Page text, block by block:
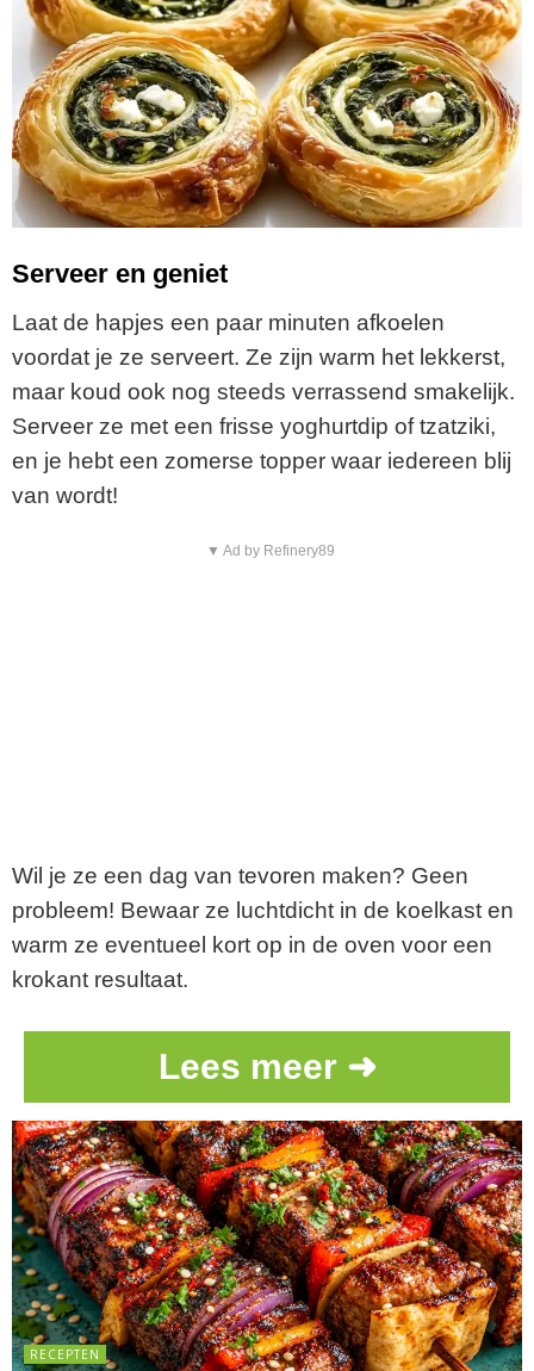
Serveer en geniet
Laat de hapjes een paar minuten afkoelen
voordat je ze serveert. Ze zijn warm het lekkerst,
maar koud ook nog steeds verrassend smakelijk.
Serveer ze met een frisse yoghurtdip of tzatziki,
en je hebt een zomerse topper waar iedereen blij
van wordt!
▼ Ad by Refinery89
Wil je ze een dag van tevoren maken? Geen
probleem! Bewaar ze luchtdicht in de koelkast en
warm ze eventueel kort op in de oven voor een
krokant resultaat.
Lees meer ➜
RECEPTEN